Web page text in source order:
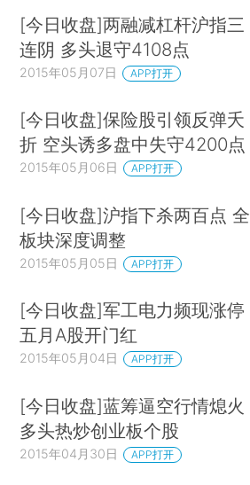
[今日收盘]两融减杠杆沪指三
连阴 多头退守4108点
2015年05月07日 APP打开
[今日收盘]保险股引领反弹夭
折 空头诱多盘中失守4200点
2015年05月06日 APP打开
[今日收盘]沪指下杀两百点 全
板块深度调整
2015年05月05日 APP打开
[今日收盘]军工电力频现涨停
五月A股开门红
2015年05月04日 APP打开
[今日收盘]蓝筹逼空行情熄火
多头热炒创业板个股
2015年04月30日 APP打开